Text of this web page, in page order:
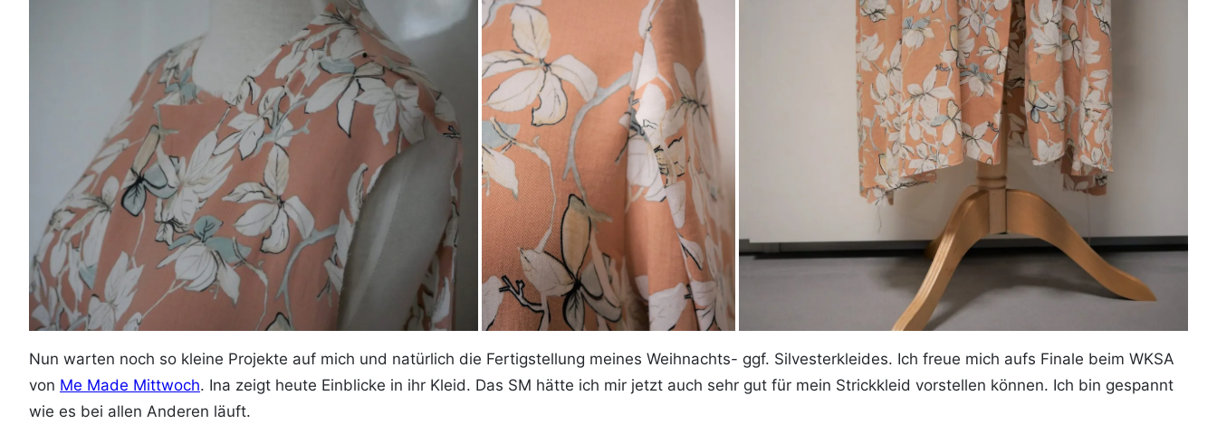
Nun warten noch so kleine Projekte auf mich und natürlich die Fertigstellung meines Weihnachts- ggf. Silvesterkleides. Ich freue mich aufs Finale beim WKSA
von Me Made Mittwoch. Ina zeigt heute Einblicke in ihr Kleid. Das SM hätte ich mir jetzt auch sehr gut für mein Strickkleid vorstellen können. Ich bin gespannt
wie es bei allen Anderen läuft.